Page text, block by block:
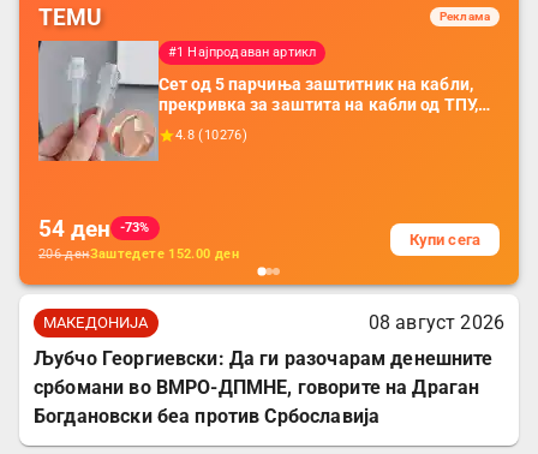
TEMU Реклама
#1 Најпродаван артикл
Сет од 5 парчиња заштитник на кабли,
прекривка за заштита на кабли од ТПУ,
додатоци за заштита на кабли, без
батерија, за мобилни телефони, комплет
4.8 (10276)
54 ден
-73%
206денЗаштедете 152.00 ден
Купи сега
МАКЕДОНИЈА
08 август 2026
Љубчо Георгиевски: Да ги разочарам денешните
србомани во ВМРО-ДПМНЕ, говорите на Драган
Богдановски беа против Србославија